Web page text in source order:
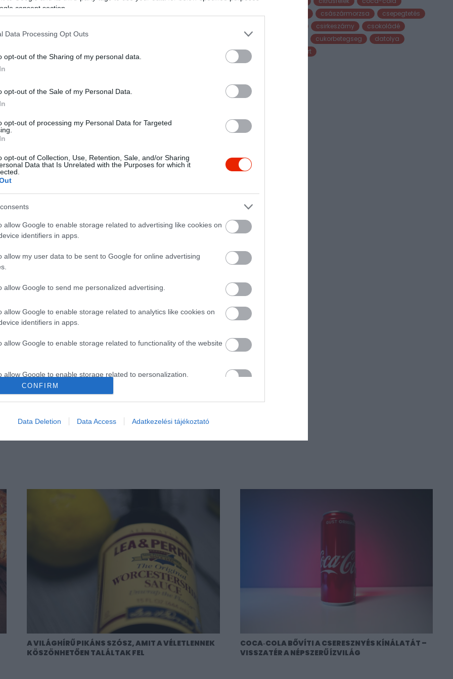
consent section.
Data Processing Opt Outs
opt-out of the Sharing of my personal data.
opt-out of the Sale of my Personal Data.
opt-out of processing my Personal Data for Targeted
opt-out of Collection, Use, Retention, Sale, and/or Sharing
Data that Is Unrelated with the Purposes for which it
allow Google to enable storage related to advertising like cookies on
identifiers in apps.
allow my user data to be sent to Google for online advertising
allow Google to send me personalized advertising.
allow Google to enable storage related to analytics like cookies on
identifiers in apps.
allow Google to enable storage related to functionality of the website
allow Google to enable storage related to personalization.
CONFIRM
Data Deletion Data Access Adatkezelési tájékoztató
császármorzsa
csepegtetés
csirkeszárny
csokoládé
cukorbetegseg
datolya
desszert
a kelbimbó mellett más zöldségek és gyümölcsök is
a kelkáposzta (93 mg/100 g), a nyers brokkoli (91 mg/100 g)
gazdag a vitaminban. Ezeket könnyedén beépíthetjük a
vagy friss saláták alapjaként.
például a kiwi, az eper és a mangó. A kiwi és az eper
a narancs (58–59 mg/100 g), míg a mangó igazi rekorder: akár
Éppen ezért akár már egyetlen tál friss, színes
C-vitaminnal, közben pedig finomat is eszünk.
A VILÁGHÍRŰ PIKÁNS SZÓSZ, AMIT A VÉLETLENNEK
KÖSZÖNHETŐEN TALÁLTAK FEL
COCA‑COLA BŐVÍTI A CSERESZNYÉS KÍNÁLATÁT –
VISSZATÉR A NÉPSZERŰ ÍZVILÁG